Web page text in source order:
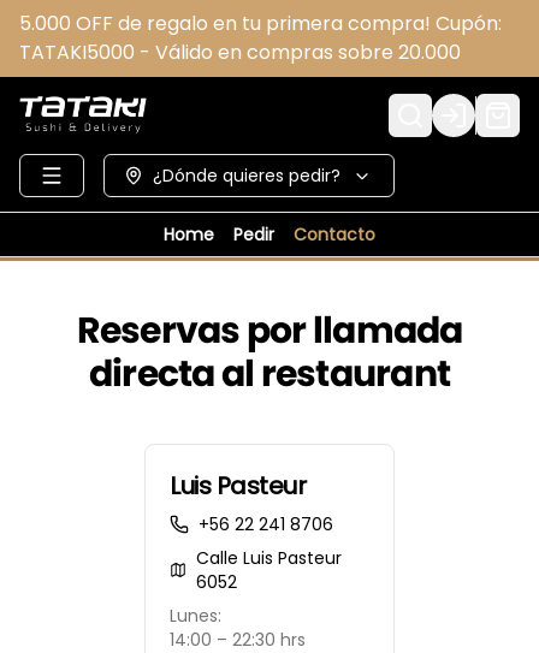
5.000 OFF de regalo en tu primera compra! Cupón:
TATAKI5000 - Válido en compras sobre 20.000
Login
¿Dónde quieres pedir?
Home Pedir Contacto
Reservas por llamada
directa al restaurant
Luis Pasteur
+56 22 241 8706
Calle Luis Pasteur
6052
Lunes:
14:00 – 22:30 hrs